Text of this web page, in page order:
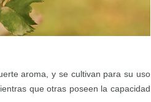
aroma, y se cultivan para su uso
que otras poseen la capacidad